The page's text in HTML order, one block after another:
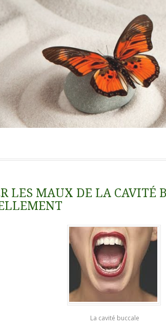
LES MAUX DE LA CAVITÉ
La cavité buccale